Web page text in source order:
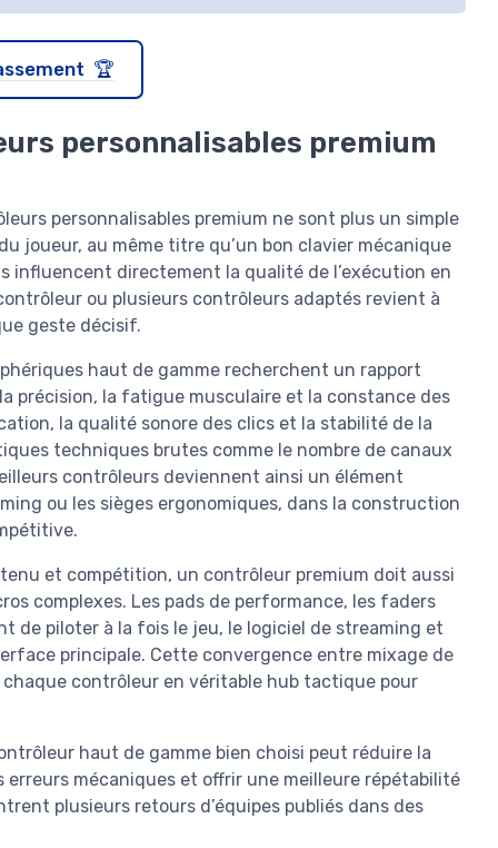
🏆
personnalisables premium
personnalisables premium ne sont plus un simple
joueur, au même titre qu’un bon clavier mécanique
influencent directement la qualité de l’exécution en
ou plusieurs contrôleurs adaptés revient à
geste décisif.
haut de gamme recherchent un rapport
précision, la fatigue musculaire et la constance des
la qualité sonore des clics et la stabilité de la
techniques brutes comme le nombre de canaux
contrôleurs deviennent ainsi un élément
ou les sièges ergonomiques, dans la construction
et compétition, un contrôleur premium doit aussi
complexes. Les pads de performance, les faders
de piloter à la fois le jeu, le logiciel de streaming et
principale. Cette convergence entre mixage de
contrôleur en véritable hub tactique pour
haut de gamme bien choisi peut réduire la
mécaniques et offrir une meilleure répétabilité
plusieurs retours d’équipes publiés dans des